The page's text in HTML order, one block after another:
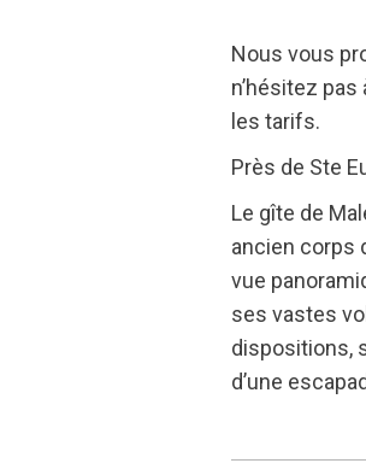
Nous vous
n’hésitez
les tarifs.
Près de Ste
Le gîte de
ancien corps
vue
ses vastes
dispositions,
d’une